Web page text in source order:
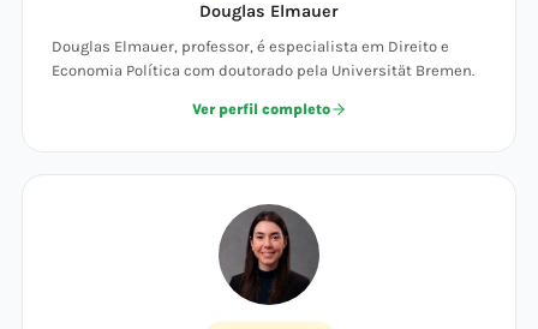
Douglas Elmauer
Douglas Elmauer, professor, é especialista em Direito e
Economia Política com doutorado pela Universität Bremen.
Ver perfil completo